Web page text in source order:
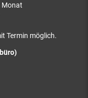
Monat
Termin möglich.